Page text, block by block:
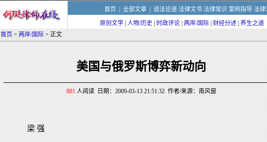
首页 全部文章| 谈法论道 法律文书 法律常识 案例指导 法律
原创文学 人物/历史 时政评论 两岸/国际 财经分述 养生之道
首页 > 两岸/国际> 正文
美国与俄罗斯博弈新动向
881 人阅读 日期：2009-03-13 21:51:32 作者/来源：南风窗
梁 强